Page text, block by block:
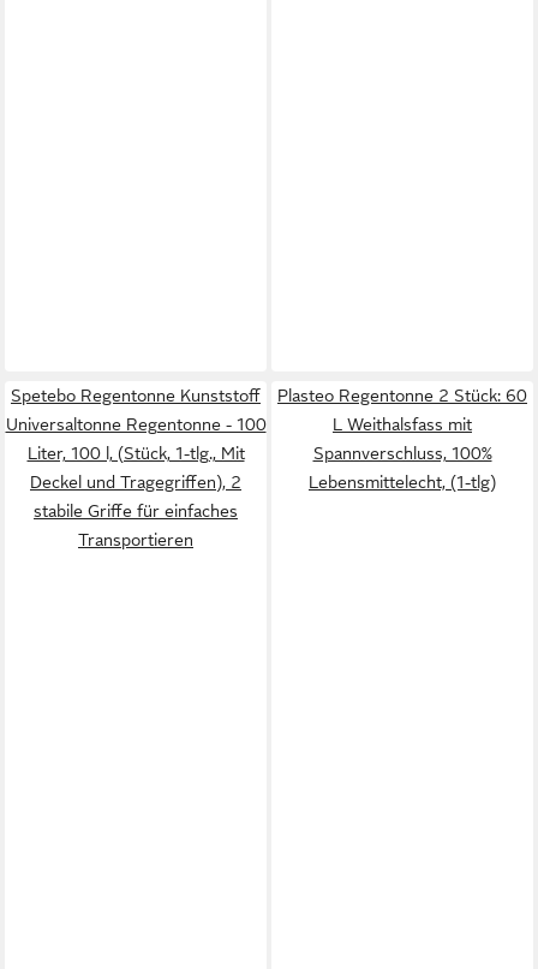
Spetebo Regentonne Kunststoff
Universaltonne Regentonne - 100
Liter, 100 l, (Stück, 1-tlg., Mit
Deckel und Tragegriffen), 2
stabile Griffe für einfaches
Transportieren
Plasteo Regentonne 2 Stück: 60
L Weithalsfass mit
Spannverschluss, 100%
Lebensmittelecht, (1-tlg)